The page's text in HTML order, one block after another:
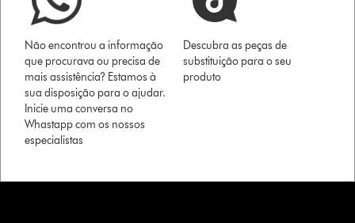
Não encontrou a informação
que procurava ou precisa de
mais assistência? Estamos à
sua disposição para o ajudar.
Inicie uma conversa no
Whastapp com os nossos
especialistas
Descubra as peças de
substituição para o seu
produto